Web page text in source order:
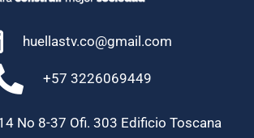
huellastv.co@gmail.com
+57 3226069449
No 8-37 Ofi. 303 Edificio Toscana